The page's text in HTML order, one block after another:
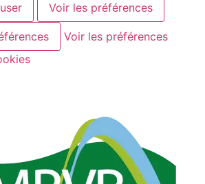
Voir les préférences
Voir les préférences